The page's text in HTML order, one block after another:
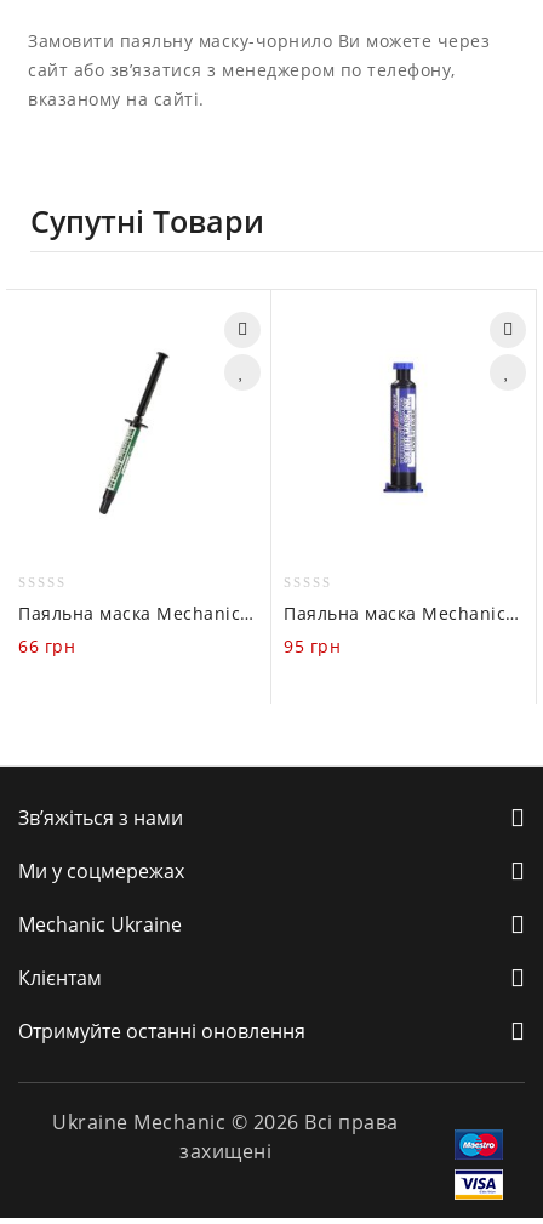
Замовити паяльну маску-чорнило Ви можете через
сайт або зв’язатися з менеджером по телефону,
вказаному на сайті.
Супутні Товари
out
of
Паяльна маска Mechanic B10 з УФ-затвердінням (Чорна 3 ml)
66 грн
out
of
Паяльна маска Mechanic SU7 з УФ-затвердінням (Синя, 10ml)
95 грн
Зв’яжіться з нами
Ми у соцмережах
Mechanic Ukraine
Клієнтам
Отримуйте останні оновлення
Ukraine Mechanic © 2026 Всі права
захищені